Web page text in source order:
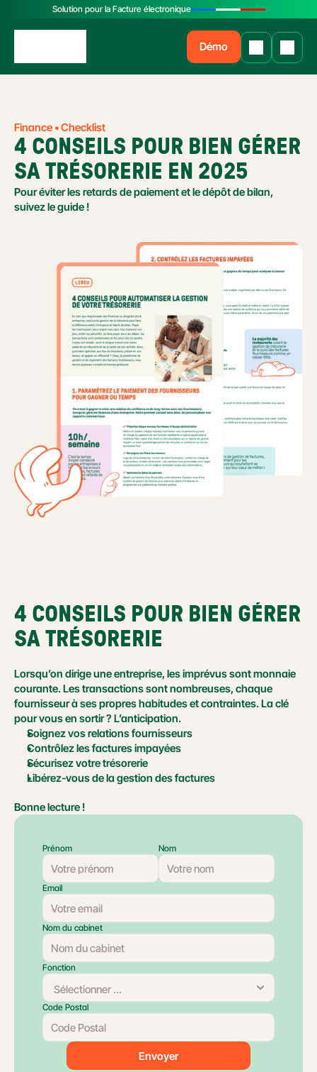
Solution pour la Facture électronique
Démo
Finance • Checklist
4 CONSEILS POUR BIEN GÉRER
SA TRÉSORERIE EN 2025
Pour éviter les retards de paiement et le dépôt de bilan,
suivez le guide !
4 CONSEILS POUR BIEN GÉRER
SA TRÉSORERIE
Lorsqu’on dirige une entreprise, les imprévus sont monnaie
courante. Les transactions sont nombreuses, chaque
fournisseur à ses propres habitudes et contraintes. La clé
pour vous en sortir ? L’anticipation.
Soignez vos relations fournisseurs
Contrôlez les factures impayées
Sécurisez votre trésorerie
Libérez-vous de la gestion des factures
Bonne lecture !
Prénom Nom
Email
Nom du cabinet
Fonction
Code Postal
Envoyer